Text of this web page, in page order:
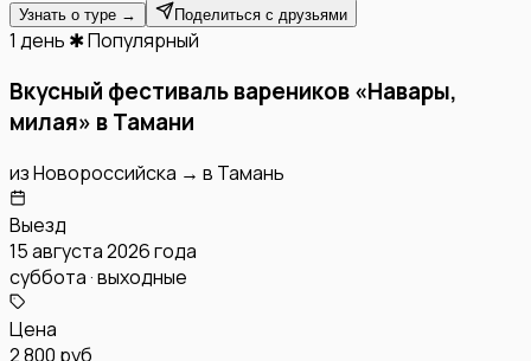
Узнать о туре → Поделиться с друзьями
1 день ✱ Популярный
Вкусный фестиваль вареников «Навары,
милая» в Тамани
изНовороссийска → в Тамань
Выезд
15 августа 2026 года
суббота · выходные
Цена
2 800 руб